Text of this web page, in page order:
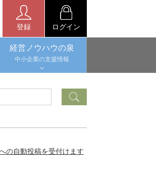
登録 ログイン
経営ノウハウの泉
中小企業の支援情報
の自動投稿を受付けます